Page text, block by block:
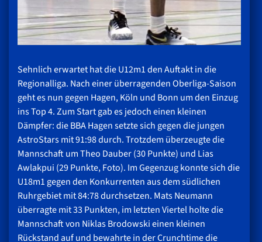
Sehnlich erwartet hat die U12m1 den Auftakt in die
Regionalliga. Nach einer überragenden Oberliga-Saison
geht es nun gegen Hagen, Köln und Bonn um den Einzug
ins Top 4. Zum Start gab es jedoch einen kleinen
Dämpfer: die BBA Hagen setzte sich gegen die jungen
AstroStars mit 91:98 durch. Trotzdem überzeugte die
Mannschaft um Theo Dauber (30 Punkte) und Lias
Awlakpui (29 Punkte, Foto). Im Gegenzug konnte sich die
U18m1 gegen den Konkurrenten aus dem südlichen
Ruhrgebiet mit 84:78 durchsetzen. Mats Neumann
überragte mit 33 Punkten, im letzten Viertel holte die
Mannschaft von Niklas Brodowski einen kleinen
Rückstand auf und bewahrte in der Crunchtime die